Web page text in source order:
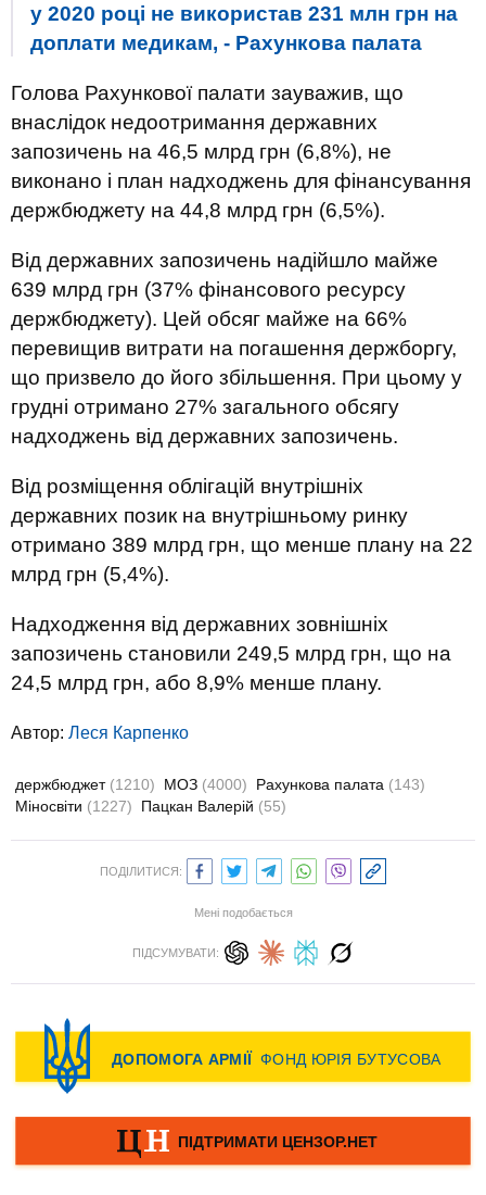
у 2020 році не використав 231 млн грн на
доплати медикам, - Рахункова палата
Голова Рахункової палати зауважив, що
внаслідок недоотримання державних
запозичень на 46,5 млрд грн (6,8%), не
виконано і план надходжень для фінансування
держбюджету на 44,8 млрд грн (6,5%).
Від державних запозичень надійшло майже
639 млрд грн (37% фінансового ресурсу
держбюджету). Цей обсяг майже на 66%
перевищив витрати на погашення держборгу,
що призвело до його збільшення. При цьому у
грудні отримано 27% загального обсягу
надходжень від державних запозичень.
Від розміщення облігацій внутрішніх
державних позик на внутрішньому ринку
отримано 389 млрд грн, що менше плану на 22
млрд грн (5,4%).
Надходження від державних зовнішніх
запозичень становили 249,5 млрд грн, що на
24,5 млрд грн, або 8,9% менше плану.
Автор: Леся Карпенко
держбюджет (1210) МОЗ (4000) Рахункова палата (143)
Міносвіти (1227) Пацкан Валерій (55)
ПОДІЛИТИСЯ:
Мені подобається
ПІДСУМУВАТИ: